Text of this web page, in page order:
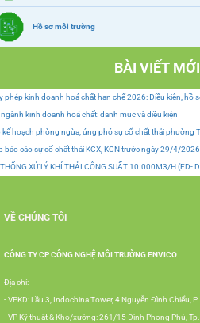
Hồ sơ môi trường
BÀI VIẾT
phép kinh doanh hoá chất hạn chế 2026: Điều kiện, hồ
kinh doanh hoá chất: danh mục và điều kiện
kế hoạch phòng ngừa, ứng phó sự cố chất thải
báo cáo sự cố chất thải KCX, KCN trước ngày 29/4/2026
XỬ LÝ KHÍ THẢI CÔNG SUẤT 10.000M3/H (ED-
VỀ CHÚNG TÔI
CÔNG TY CP CÔNG NGHỆ MÔI TRƯỜNG ENVICO
Địa chỉ:
- VPKD: Lầu 3, Indochina Tower, 4 Nguyễn Đình Chiểu,
- VP Kỹ thuật & Kho/xưởng: 261/15 Đình Phong Phú,